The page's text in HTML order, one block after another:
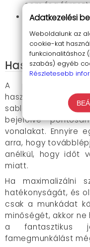
sem fog
Tartósság
távon
Használati
A precíziós
használata
sablon szélét a
bejelölve
vonalakat. Ennyire
arra, hogy
anélkül, hogy időt
miatt.
Ha maximalizálni
hatékonyságát, és
csak a munkádat
minőségét, akkor ne
a fantasztikus
famegmunkálást
Adatkezelési
Weboldalunk az
cookie-kat
funkcionalitáshoz
szabás) egyéb
Részletesebb